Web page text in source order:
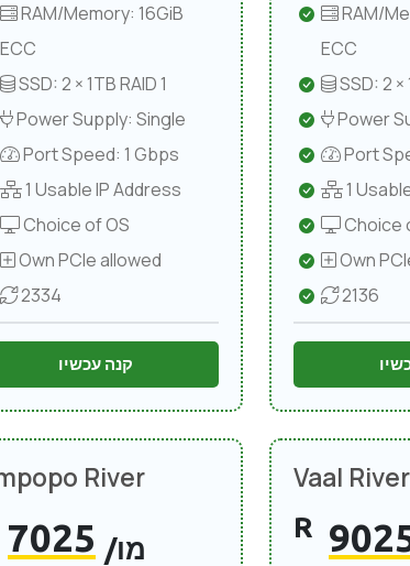
RAM/Memory: 16GiB
ECC
SSD: 2 × 1TB RAID 1
Power Supply: Single
Port Speed: 1 Gbps
1 Usable IP Address
Choice of OS
Own PCIe allowed
2334
קנה עכשיו
RAM/
ECC
SSD: 2 ×
Power
Port
1
Choice
Own
2136
River
7025 /מו
Vaal River
R